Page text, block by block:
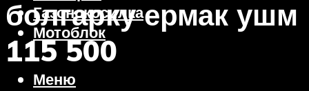
Газонокосилка
Мотоблок
Меню
болгарку ермак ушм
115 500